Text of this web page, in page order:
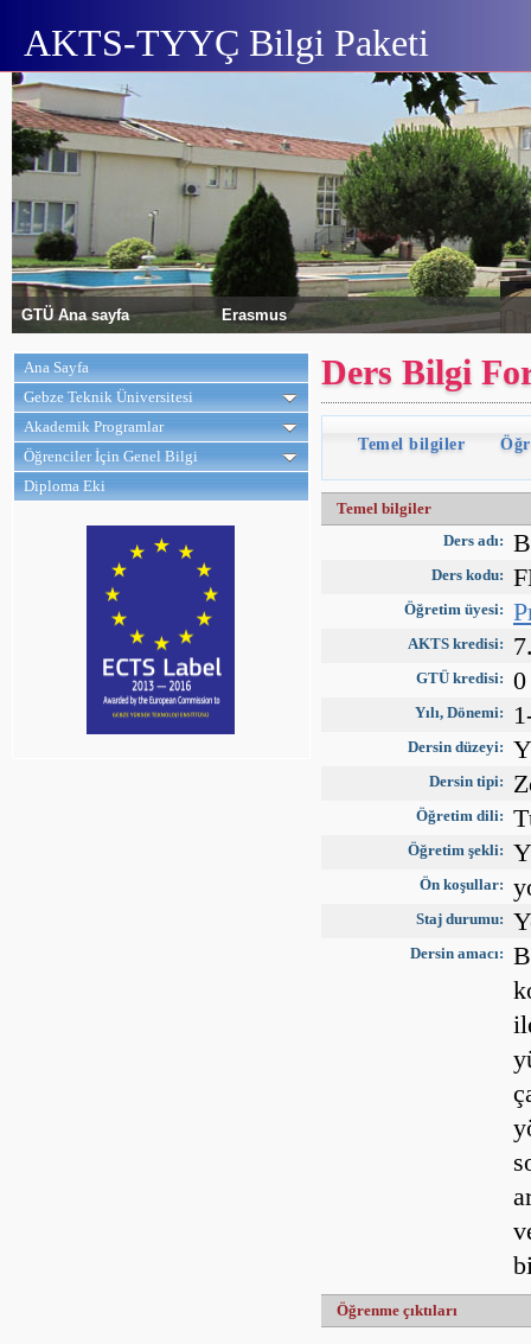
AKTS-TYYÇ Bilgi Paketi
GTÜ Ana sayfa Erasmus
Ana Sayfa
Gebze Teknik Üniversitesi
Akademik Programlar
Öğrenciler İçin Genel Bilgi
Diploma Eki
Ders Bilgi
Temel bilgiler
Temel bilgiler
Ders adı:
Ders kodu:
Öğretim üyesi:
AKTS kredisi:
GTÜ kredisi:
Yılı, Dönemi:
Dersin düzeyi:
Dersin tipi:
Öğretim dili:
Öğretim şekli:
Ön koşullar:
Staj durumu:
Dersin amacı:
Öğrenme çıktıları